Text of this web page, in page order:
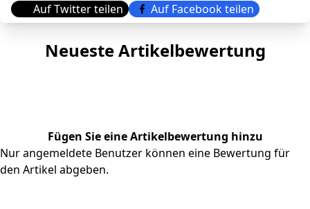
Auf Twitter teilen Auf Facebook teilen
Neueste Artikelbewertung
Fügen Sie eine Artikelbewertung hinzu
Nur angemeldete Benutzer können eine Bewertung für
den Artikel abgeben.